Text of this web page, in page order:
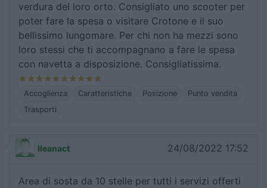
verdura del loro orto. Consigliato uno scooter per
poter fare la spesa o visitare Crotone e il suo
bellissimo lungomare. Per chi non ha mezzi sono
loro stessi che ti accompagnano a fare le spesa
con navetta a disposizione. Consigliatissima.
Accoglienza Caratteristiche Posizione
Punto vendita
Trasporti
Ileanact 24/08/2022 17:52
Area di sosta da 10 stelle per tutti i servizi offerti